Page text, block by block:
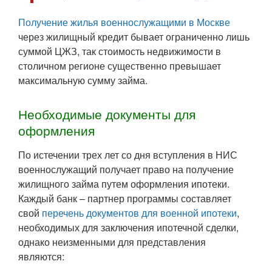
Получение жилья военнослужащими в Москве
через жилищный кредит бывает ограниченно лишь
суммой ЦЖЗ, так стоимость недвижимости в
столичном регионе существенно превышает
максимальную сумму займа.
Необходимые документы для
оформления
По истечении трех лет со дня вступления в НИС
военнослужащий получает право на получение
жилищного займа путем оформления ипотеки.
Каждый банк – партнер программы составляет
свой перечень документов для военной ипотеки,
необходимых для заключения ипотечной сделки,
однако неизменными для представления
являются: